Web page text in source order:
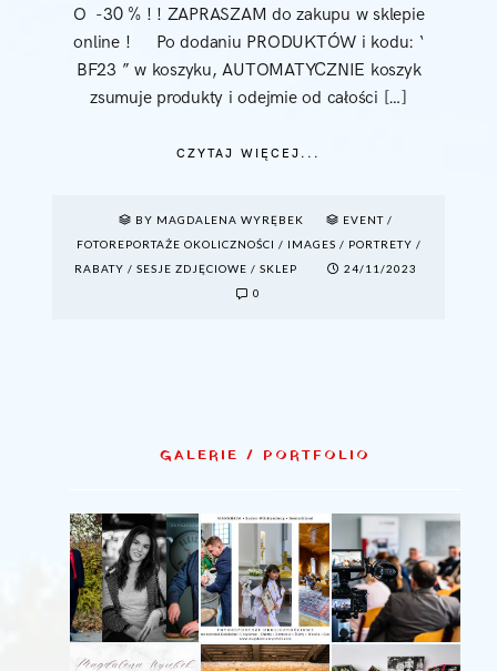
O -30 % ! ! ZAPRASZAM do zakupu w sklepie
online ! Po dodaniu PRODUKTÓW i kodu: ‘
BF23 ” w koszyku, AUTOMATYCZNIE koszyk
zsumuje produkty i odejmie od całości […]
CZYTAJ WIĘCEJ...
BY MAGDALENA WYRĘBEK EVENT/
FOTOREPORTAŻE OKOLICZNOŚCI / IMAGES / PORTRETY /
RABATY /SESJE ZDJĘCIOWE /SKLEP
24/11/2023
0
GALERIE / PORTFOLIO